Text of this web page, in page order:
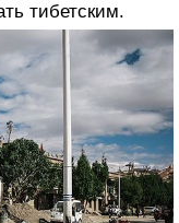
тибетским.